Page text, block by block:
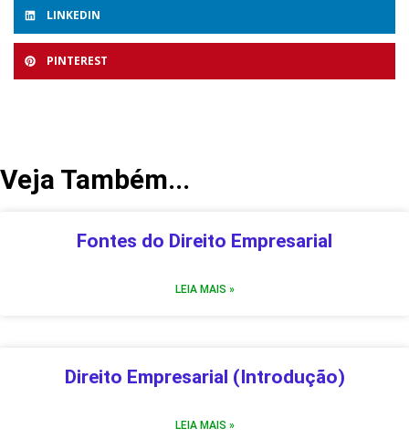
LINKEDIN
PINTEREST
Veja Também...
Fontes do Direito Empresarial
LEIA MAIS »
Direito Empresarial (Introdução)
LEIA MAIS »